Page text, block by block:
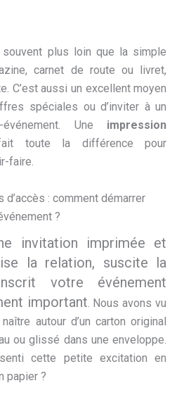
plus loin que la simple
carnet de route ou livret,
C’est aussi un excellent moyen
spéciales ou d’inviter à un
événement. Une impression
toute la différence pour
faire.
: comment démarrer
?
invitation imprimée et
la relation, suscite la
votre événement
important . Nous avons vu
autour d’un carton original
ou glissé dans une enveloppe.
cette petite excitation en
papier ?